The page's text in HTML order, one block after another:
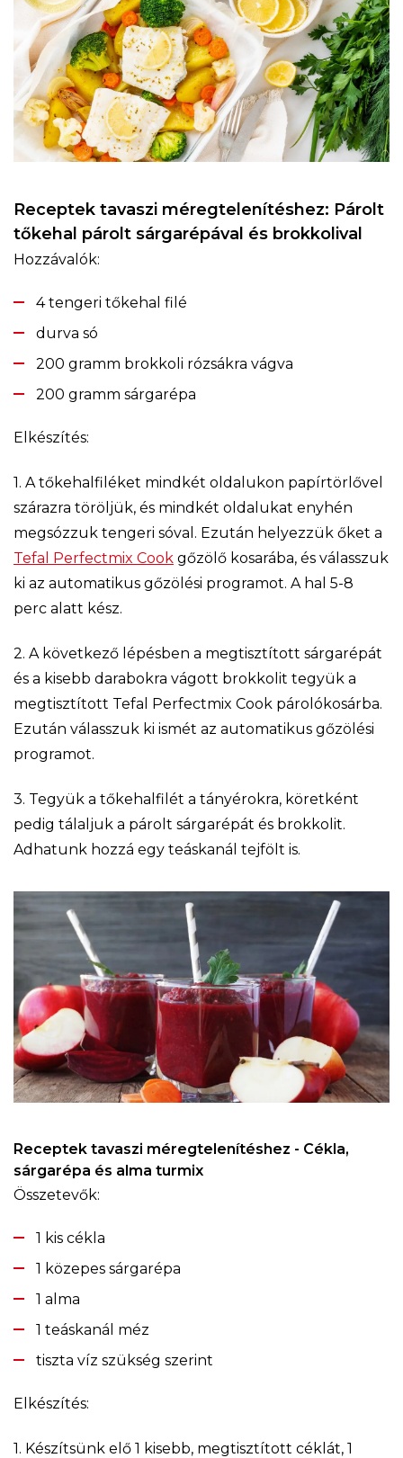
Receptek tavaszi méregtelenítéshez: Párolt
tőkehal párolt sárgarépával és brokkolival
Hozzávalók:
4 tengeri tőkehal filé
durva só
200 gramm brokkoli rózsákra vágva
200 gramm sárgarépa
Elkészítés:
1. A tőkehalfiléket mindkét oldalukon papírtörlővel
szárazra töröljük, és mindkét oldalukat enyhén
megsózzuk tengeri sóval. Ezután helyezzük őket a
Tefal Perfectmix Cook gőzölő kosarába, és válasszuk
ki az automatikus gőzölési programot. A hal 5-8
perc alatt kész.
2. A következő lépésben a megtisztított sárgarépát
és a kisebb darabokra vágott brokkolit tegyük a
megtisztított Tefal Perfectmix Cook párolókosárba.
Ezután válasszuk ki ismét az automatikus gőzölési
programot.
3. Tegyük a tőkehalfilét a tányérokra, köretként
pedig tálaljuk a párolt sárgarépát és brokkolit.
Adhatunk hozzá egy teáskanál tejfölt is.
Receptek tavaszi méregtelenítéshez - Cékla,
sárgarépa és alma turmix
Összetevők:
1 kis cékla
1 közepes sárgarépa
1 alma
1 teáskanál méz
tiszta víz szükség szerint
Elkészítés:
1. Készítsünk elő 1 kisebb, megtisztított céklát, 1